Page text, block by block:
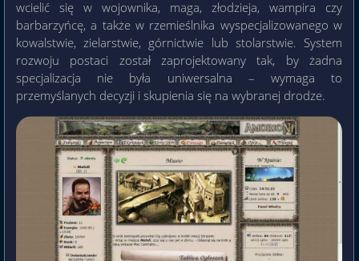
wcielić się w wojownika, maga, złodzieja, wampira czy
barbarzyńcę, a także w rzemieślnika wyspecjalizowanego w
kowalstwie, zielarstwie, górnictwie lub stolarstwie. System
rozwoju postaci został zaprojektowany tak, by żadna
specjalizacja nie była uniwersalna – wymaga to
przemyślanych decyzji i skupienia się na wybranej drodze.